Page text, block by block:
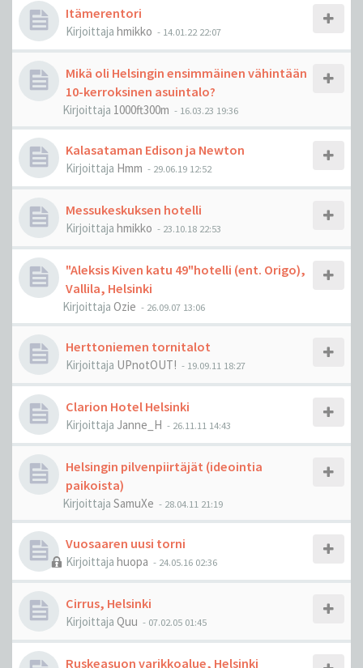
Itämerentori
Kirjoittaja hmikko - 14.01.22 22:07
Mikä oli Helsingin ensimmäinen vähintään
10-kerroksinen asuintalo?
Kirjoittaja 1000ft300m - 16.03.23 19:36
Kalasataman Edison ja Newton
Kirjoittaja Hmm - 29.06.19 12:52
Messukeskuksen hotelli
Kirjoittaja hmikko - 23.10.18 22:53
"Aleksis Kiven katu 49"hotelli (ent. Origo),
Vallila, Helsinki
Kirjoittaja Ozie - 26.09.07 13:06
Herttoniemen tornitalot
Kirjoittaja UPnotOUT! - 19.09.11 18:27
Clarion Hotel Helsinki
Kirjoittaja Janne_H - 26.11.11 14:43
Helsingin pilvenpiirtäjät (ideointia
paikoista)
Kirjoittaja SamuXe - 28.04.11 21:19
Vuosaaren uusi torni
Kirjoittaja huopa - 24.05.16 02:36
Cirrus, Helsinki
Kirjoittaja Quu - 07.02.05 01:45
Ruskeasuon varikkoalue, Helsinki